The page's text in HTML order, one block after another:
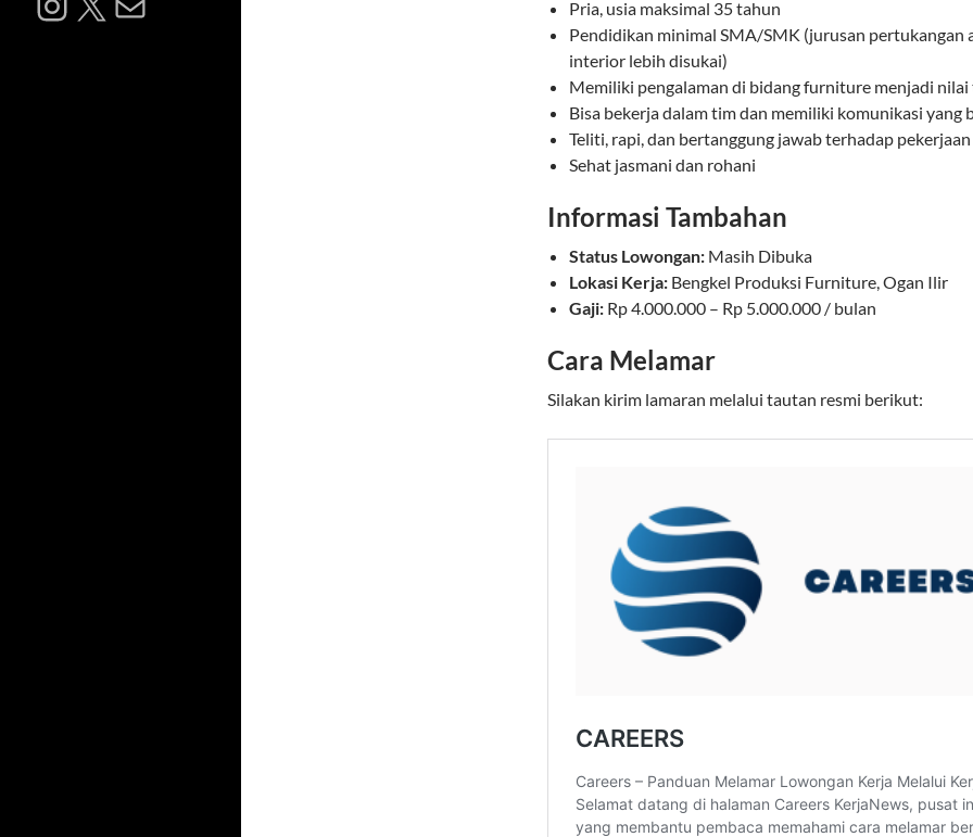
Pria, usia maksimal 35 tahun
Pendidikan minimal SMA/SMK (jurusan pertukangan
interior lebih disukai)
Memiliki pengalaman di bidang furniture menjadi nilai
Bisa bekerja dalam tim dan memiliki komunikasi yang
Teliti, rapi, dan bertanggung jawab terhadap pekerjaan
Sehat jasmani dan rohani
Informasi Tambahan
Status Lowongan: Masih Dibuka
Lokasi Kerja: Bengkel Produksi Furniture, Ogan Ilir
Gaji: Rp 4.000.000 – Rp 5.000.000 / bulan
Cara Melamar
Silakan kirim lamaran melalui tautan resmi berikut: